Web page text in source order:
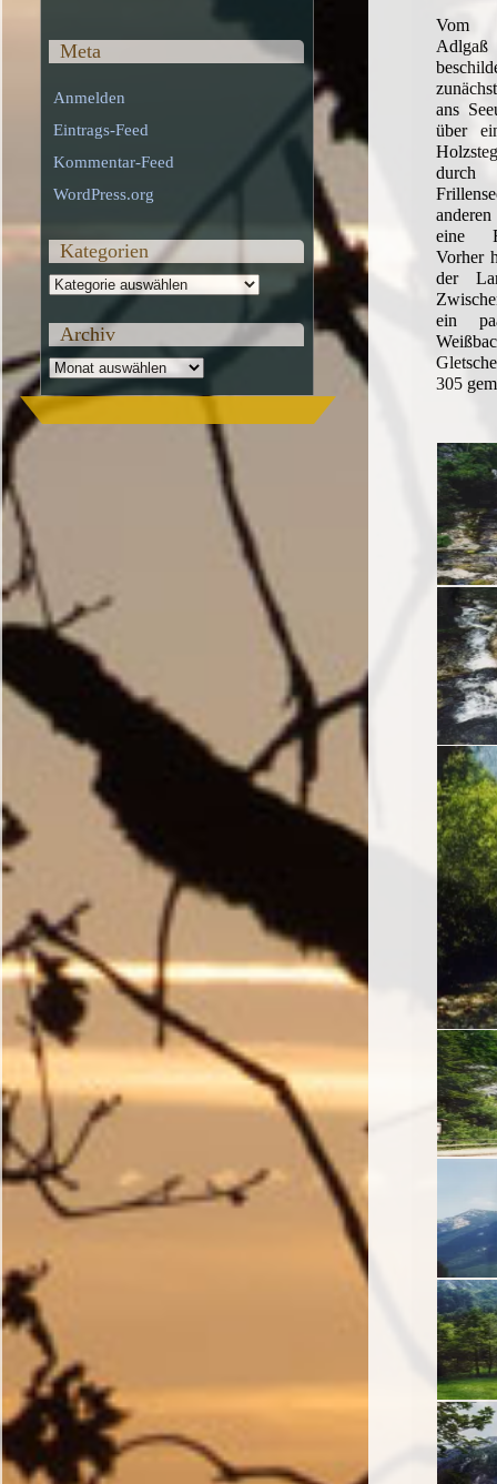
Vom
ans
über
eine
Vorher
der
ein
305
Meta
Anmelden
Eintrags-Feed
Kommentar-Feed
WordPress.org
Kategorien
Kategorien
Archiv
Archiv